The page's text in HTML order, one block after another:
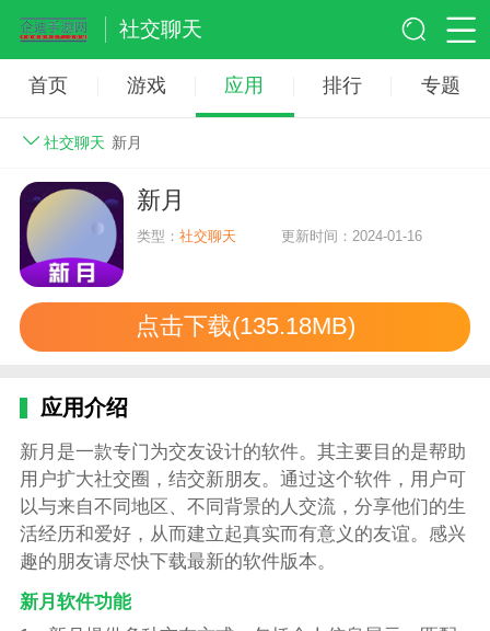
社交聊天
首页 游戏 应用 排行 专题
社交聊天 新月
新月
类型：社交聊天 更新时间：2024-01-16
点击下载(135.18MB)
应用介绍
新月是一款专门为交友设计的软件。其主要目的是帮助
用户扩大社交圈，结交新朋友。通过这个软件，用户可
以与来自不同地区、不同背景的人交流，分享他们的生
活经历和爱好，从而建立起真实而有意义的友谊。感兴
趣的朋友请尽快下载最新的软件版本。
新月软件功能